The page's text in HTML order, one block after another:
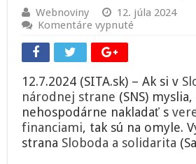
Webnoviny
12. júla 2024
Komentáre vypnuté
logo
a
Šimkovičová
dokazuje
svoju
SaS
12.7.2024 (SITA.sk) – Ak si v
národnej strane (SNS)
nehospodárne nakladať s
financiami, tak sú na omyle.
strana Sloboda a solidarita